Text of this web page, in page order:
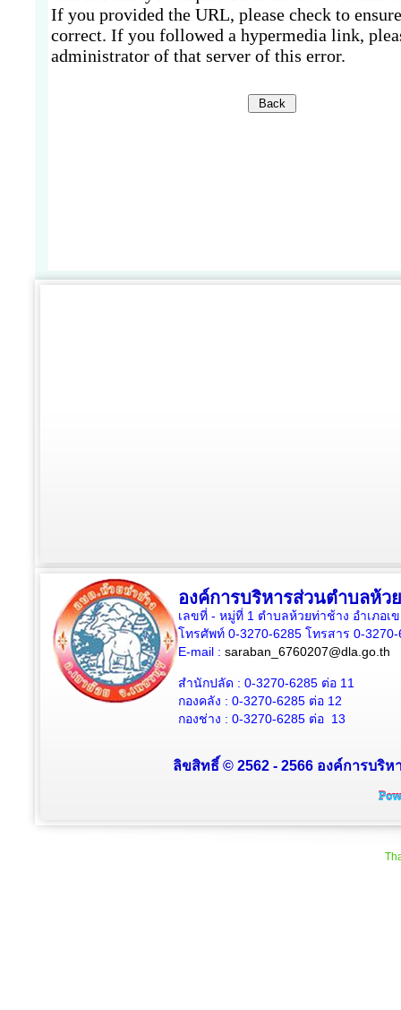
องค์การบริหารส่วนตำบลห้ว
เลขที่ - หมู่ที่ 1 ตำบลห้วยท่าช้าง อำเภอเ
โทรศัพท์ 0-3270-6285 โทรสาร 0-
E-mail : saraban_6760207@dla.go.th
สำนักปลัด : 0-3270-6285 ต่อ 11
กองคลัง : 0-3270-6285 ต่อ 12
กองช่าง : 0-3270-6285 ต่อ 13
ลิขสิทธิ์ © 2562 - 2566 องค์การบริ